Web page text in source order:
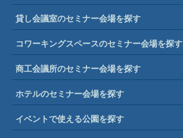
貸し会議室のセミナー会場を探す
コワーキングスペースのセミナー会場を探す
商工会議所のセミナー会場を探す
ホテルのセミナー会場を探す
イベントで使える公園を探す